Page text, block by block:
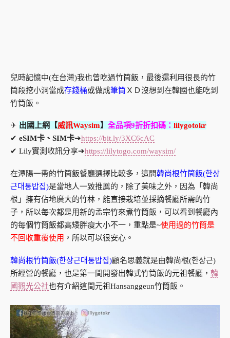
兒時記憶中(在台灣)我也曾吃過竹筒飯，最後還利用很長的竹
筒段挖小洞當成存錢桶或做成筆筒ＸＤ沒想到在韓國也能吃到
竹筒飯。
✈ 出國上網【威訊Waysim】 全品項9折折扣碼： lilygotokr
✔ eSIM卡、SIM卡➔https://bit.ly/3XC6cAC
✔ Lily實測收訊分享➔https://lilytogo.com/waysim/
在潭陽一帶的竹筒飯餐廳選擇比較多，這間韓尚根竹筒飯(한상
근대통밥집)是當地人一致推薦的，除了美味之外，因為「韓尚
根」擁有佔地廣大的竹林，能直接栽培並採摘餐廳所需的竹
子，所以每次都是用新的孟宗竹來煮竹筒飯，可以看到餐廳內
的每個竹筒飯都高矮胖瘦大小不一，重點是~使用過的竹筒是
不回收重覆使用 ，所以可以很安心。
韓尚根竹筒飯(한상근대통밥집)顧名思義就是由韓尚根(한상근)
所經營的餐廳，也是第一間開發出韓式竹筒飯的元祖餐廳， 韓
國觀光公社也有介紹這間元祖Hansanggeun竹筒飯。